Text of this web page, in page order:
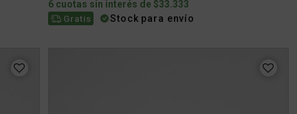
6 cuotas sin interés de $33.333
Gratis Stock para envío